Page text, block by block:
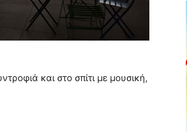
και στο σπίτι με μουσική,